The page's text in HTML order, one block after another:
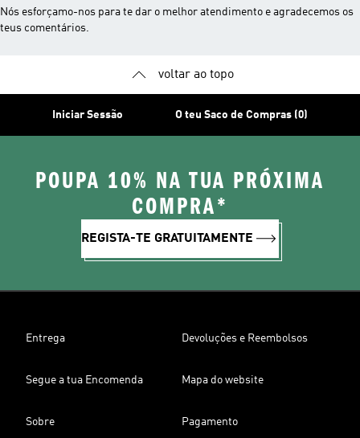
Nós esforçamo-nos para te dar o melhor atendimento e agradecemos os
teus comentários.
voltar ao topo
Iniciar Sessão O teu Saco de Compras (0)
POUPA 10% NA TUA PRÓXIMA
COMPRA*
REGISTA-TE GRATUITAMENTE
Entrega Devoluções e Reembolsos
Segue a tua Encomenda Mapa do website
Sobre Pagamento